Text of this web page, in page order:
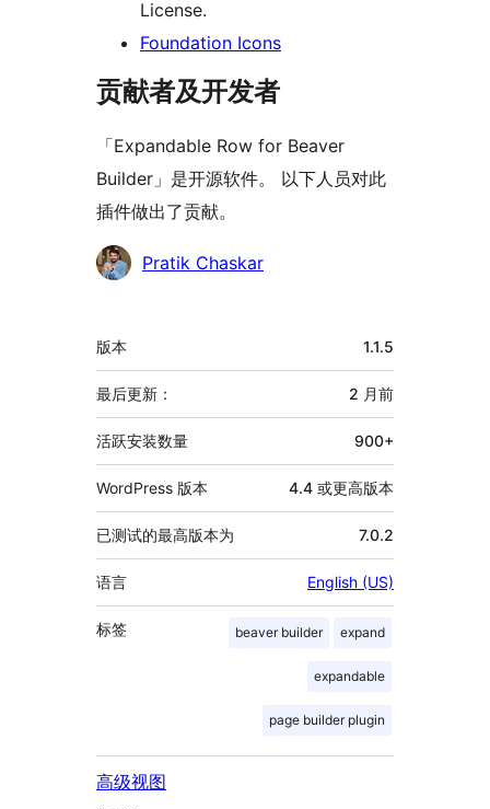
License.
Foundation Icons
贡献者及开发者
「Expandable Row for Beaver
Builder」是开源软件。 以下人员对此
插件做出了贡献。
贡
Pratik Chaskar
额
外
信
息
版本 1.1.5
最后更新： 2 月前
活跃安装数量 900+
WordPress 版本 4.4 或更高版本
已测试的最高版本为 7.0.2
语言 English (US)
标签 beaver builder expand
expandable
page builder plugin
高级视图